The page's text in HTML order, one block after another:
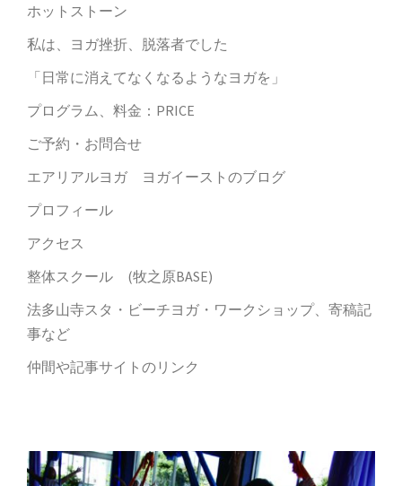
ホットストーン
私は、ヨガ挫折、脱落者でした
「日常に消えてなくなるようなヨガを」
プログラム、料金：PRICE
ご予約・お問合せ
エアリアルヨガ ヨガイーストのブログ
プロフィール
アクセス
整体スクール (牧之原BASE)
法多山寺スタ・ビーチヨガ・ワークショップ、寄稿記
事など
仲間や記事サイトのリンク